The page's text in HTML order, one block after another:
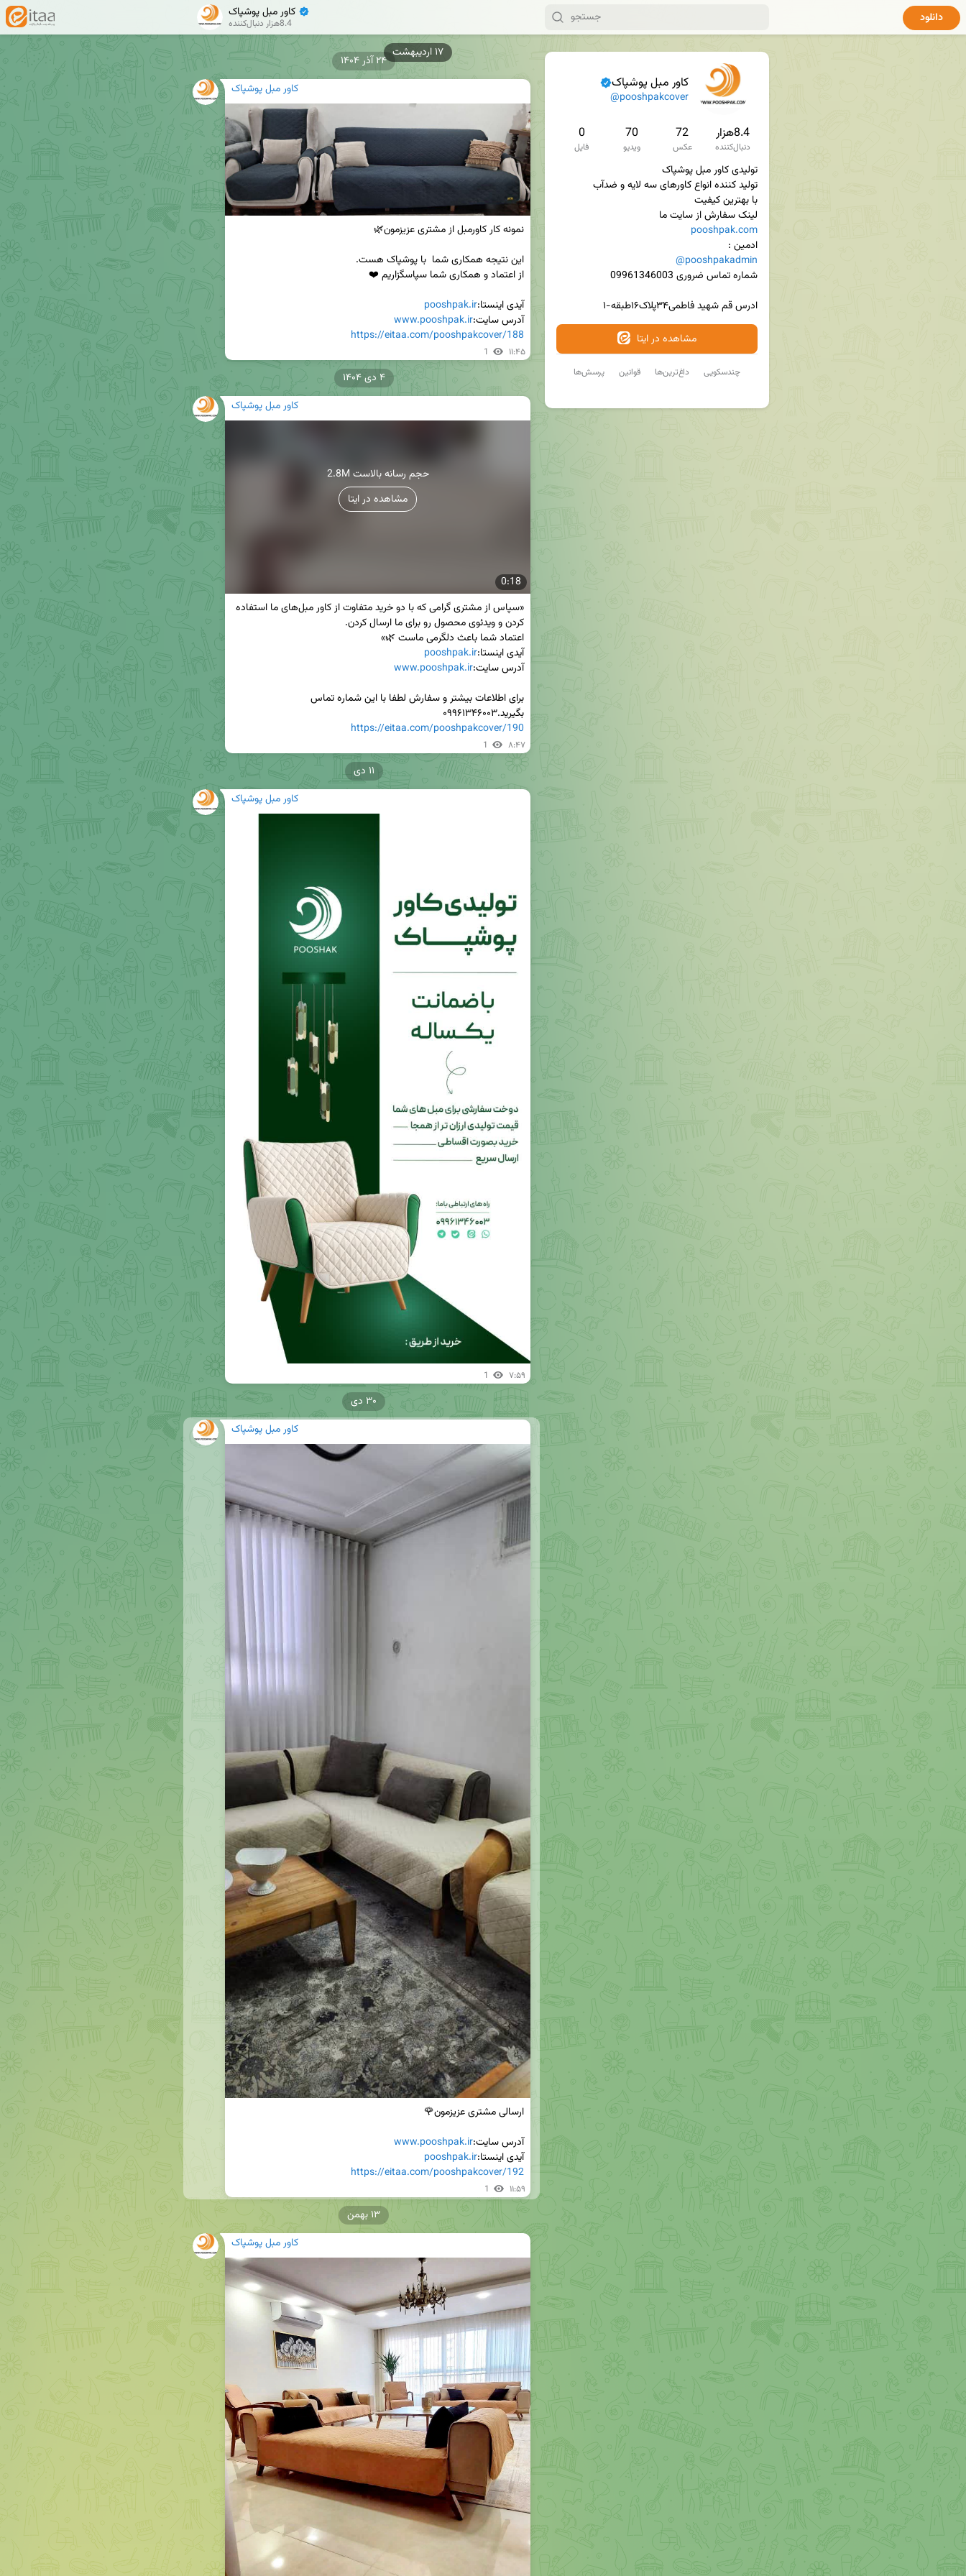
کاور مبل پوشپاک ✔
@pooshpakcover
8.4هزار
دنبال‌کننده
72
عکس
70
ویدیو
0
فایل
لینک سفارش از سایت ما
pooshpak.com
ادمین :
@pooshpakadmin
ادرس قم شهید فاطمی۳۴پلاک۱۶طبقه-۱
مشاهده در ایتا
پرسش‌ها قوانین داغ‌ترین‌ها چندسکویی
کاور مبل پوشپاک ✔
8.4هزار دنبال‌کننده دانلود
کاور مبل پوشپاک
آیدی اینستا:pooshpak.ir
آدرس سایت:www.pooshpak.ir
https://eitaa.com/pooshpakcover/188
1 ۱۱:۴۵
۲۴ آذر ۱۴۰۴
کاور مبل پوشپاک
0:18
2.8M حجم رسانه بالاست
مشاهده در ایتا
آیدی اینستا:pooshpak.ir
آدرس سایت:www.pooshpak.ir
بگیرید.۰۹۹۶۱۳۴۶۰۰۳
https://eitaa.com/pooshpakcover/190
1 ۸:۴۷
۴ دی ۱۴۰۴
کاور مبل پوشپاک
1 ۷:۵۹
۱۱ دی
کاور مبل پوشپاک
آدرس سایت:www.pooshpak.ir
آیدی اینستا:pooshpak.ir
https://eitaa.com/pooshpakcover/192
1 ۱۱:۵۹
۳۰ دی
کاور مبل پوشپاک
۱۳ بهمن